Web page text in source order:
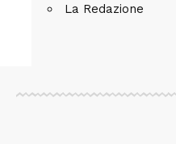
La Redazione